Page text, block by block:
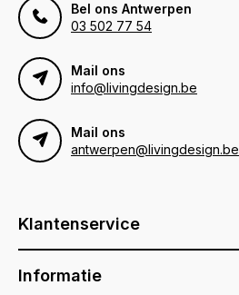
Bel ons Antwerpen
03 502 77 54
Mail ons
info@livingdesign.be
Mail ons
antwerpen@livingdesign.be
Klantenservice
Informatie